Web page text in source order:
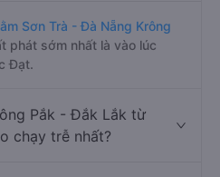
Sơn Trà - Đà Nẵng Krông
phát sớm nhất là vào lúc
Đạt.
Pắk - Đắk Lắk từ
chạy trễ nhất?